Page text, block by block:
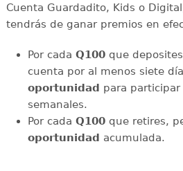
Cuenta Guardadito, Kids o
tendrás de ganar premios en
Por cada Q100 que
cuenta por al menos siete
oportunidad para participar
semanales.
Por cada Q100 que retires,
oportunidad acumulada.